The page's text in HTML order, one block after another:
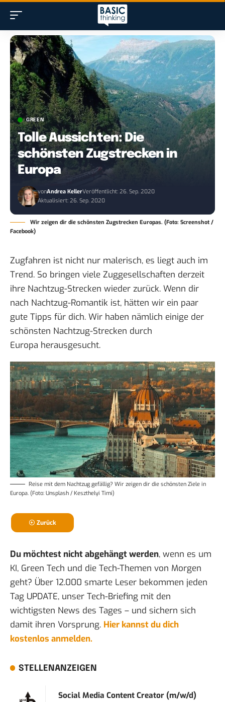
GREEN
Tolle Aussichten: Die
schönsten Zugstrecken in
Europa
vonAndrea KellerVeröffentlicht: 26. Sep. 2020
Aktualisiert: 26. Sep. 2020
Wir zeigen dir die schönsten Zugstrecken Europas. (Foto: Screenshot /
Facebook)
Zugfahren ist nicht nur malerisch, es liegt auch im
Trend. So bringen viele Zuggesellschaften derzeit
ihre Nachtzug-Strecken wieder zurück. Wenn dir
nach Nachtzug-Romantik ist, hätten wir ein paar
gute Tipps für dich. Wir haben nämlich einige der
schönsten Nachtzug-Strecken durch
Europa herausgesucht.
Reise mit dem Nachtzug gefällig? Wir zeigen dir die schönsten Ziele in
Europa. (Foto: Unsplash / Keszthelyi Timi)
Zurück
Du möchtest nicht abgehängt werden, wenn es um
KI, Green Tech und die Tech-Themen von Morgen
geht? Über 12.000 smarte Leser bekommen jeden
Tag UPDATE, unser Tech-Briefing mit den
wichtigsten News des Tages – und sichern sich
damit ihren Vorsprung. Hier kannst du dich
kostenlos anmelden.
STELLENANZEIGEN
Social Media Content Creator (m/w/d)